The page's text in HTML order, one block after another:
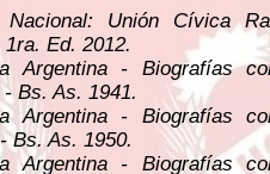
Unión Cívica
Ed. 2012.
- Biografías
Bs. As. 1941.
- Biografías
Bs. As. 1950.
- Biografías